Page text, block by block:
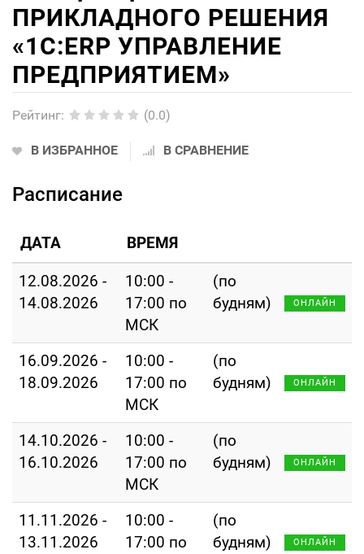
ПРИКЛАДНОГО РЕШЕНИЯ
«1С:ERP УПРАВЛЕНИЕ
ПРЕДПРИЯТИЕМ»
Рейтинг: (0.0)
В ИЗБРАННОЕ В СРАВНЕНИЕ
Расписание
ДАТА ВРЕМЯ
12.08.2026 -
14.08.2026
10:00 -
17:00 по
МСК
(по
будням)
ОНЛАЙН
16.09.2026 -
18.09.2026
10:00 -
17:00 по
МСК
(по
будням)
ОНЛАЙН
14.10.2026 -
16.10.2026
10:00 -
17:00 по
МСК
(по
будням)
ОНЛАЙН
11.11.2026 -
13.11.2026
10:00 -
17:00 по
(по
будням)
ОНЛАЙН